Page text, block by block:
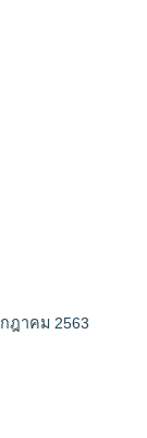
ฎาคม 2563